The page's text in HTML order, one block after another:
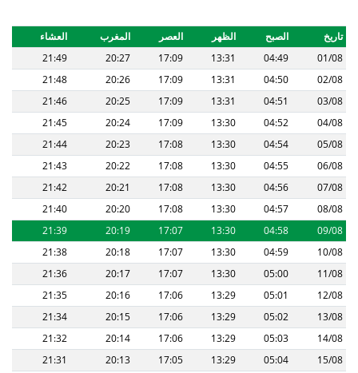
تاريخ الصبح الظهر العصر المغرب
العشاء
01/08
04:49
13:31
17:09
20:27
21:49
02/08
04:50
13:31
17:09
20:26
21:48
03/08
04:51
13:31
17:09
20:25
21:46
04/08
04:52
13:30
17:09
20:24
21:45
05/08
04:54
13:30
17:08
20:23
21:44
06/08
04:55
13:30
17:08
20:22
21:43
07/08
04:56
13:30
17:08
20:21
21:42
08/08
04:57
13:30
17:08
20:20
21:40
09/08
04:58
13:30
17:07
20:19
21:39
10/08
04:59
13:30
17:07
20:18
21:38
11/08
05:00
13:30
17:07
20:17
21:36
12/08
05:01
13:29
17:06
20:16
21:35
13/08
05:02
13:29
17:06
20:15
21:34
14/08
05:03
13:29
17:06
20:14
21:32
15/08
05:04
13:29
17:05
20:13
21:31